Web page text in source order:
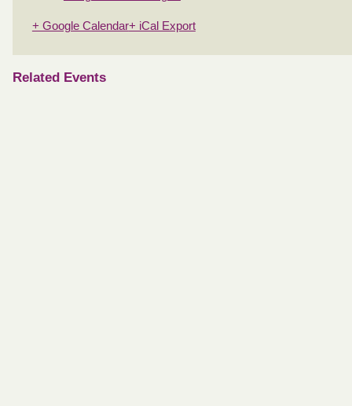
+ Google Calendar+ iCal Export
Related Events